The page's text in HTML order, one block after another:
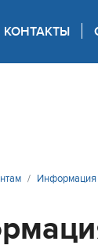
КОНТАКТЫ
Информация